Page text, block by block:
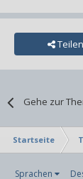
Teilen
Gehe zur
Startseite
Sprachen